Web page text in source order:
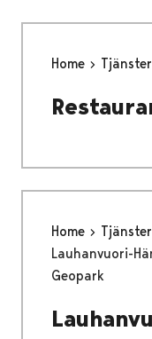
Home Tjänster
Home
Tjänster
Lauhanvuori-
Geopark